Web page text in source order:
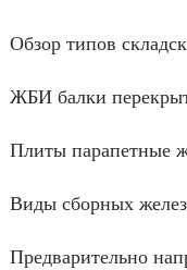
Обзор типов
ЖБИ балки
Плиты парапетные
Виды сборных
Предварительно